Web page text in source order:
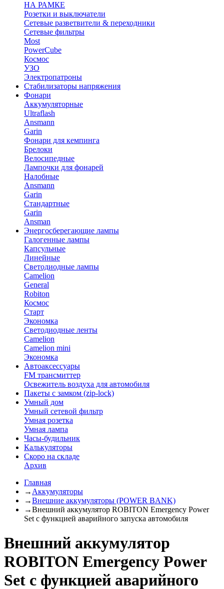
НА РАМКЕ
Розетки и выключатели
Сетевые разветвители & переходники
Сетевые фильтры
Most
PowerCube
Космос
УЗО
Электропатроны
Стабилизаторы напряжения
Фонари
Аккумуляторные
Ultraflash
Ansmann
Garin
Фонари для кемпинга
Брелоки
Велосипедные
Лампочки для фонарей
Налобные
Ansmann
Garin
Стандартные
Garin
Ansman
Энергосберегающие лампы
Галогенные лампы
Капсульные
Линейные
Светодиодные лампы
Camelion
General
Robiton
Космос
Старт
Экономка
Светодиодные ленты
Camelion
Camelion mini
Экономка
Автоаксессуары
FM трансмиттер
Освежитель воздуха для автомобиля
Пакеты с замком (zip-lock)
Умный дом
Умный сетевой фильтр
Умная розетка
Умная лампа
Часы-будильник
Калькуляторы
Скоро на складе
Архив
Главная
→ Аккумуляторы
→Внешние аккумуляторы (POWER BANK)
→Внешний аккумулятор ROBITON Emergency Power
Set с функцией аварийного запуска автомобиля
Внешний аккумулятор
ROBITON Emergency Power
Set с функцией аварийного